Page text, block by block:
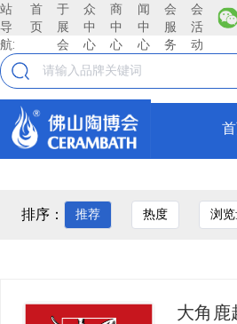
站
导
航:
首
页
于
展
会
众
中
心
商
中
心
闻
中
心
会
服
务
会
活
动
排序： 推荐 热度 浏
大角鹿